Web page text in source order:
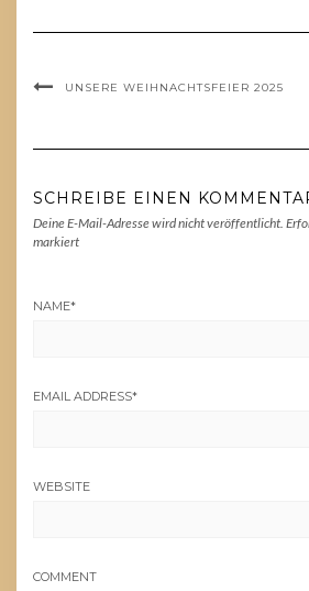
UNSERE WEIHNACHTSFEIER 2025
SCHREIBE EINEN
Deine E-Mail-Adresse wird nicht veröffentlicht.
markiert
NAME*
EMAIL ADDRESS*
WEBSITE
COMMENT